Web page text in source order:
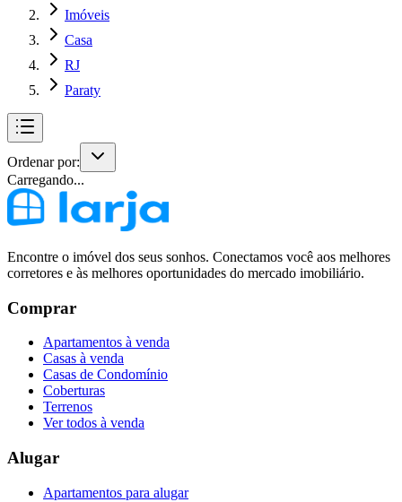
Imóveis
Casa
RJ
Paraty
Ordenar por:
Carregando...
Encontre o imóvel dos seus sonhos. Conectamos você aos melhores
corretores e às melhores oportunidades do mercado imobiliário.
Comprar
Apartamentos à venda
Casas à venda
Casas de Condomínio
Coberturas
Terrenos
Ver todos à venda
Alugar
Apartamentos para alugar